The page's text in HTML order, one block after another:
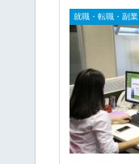
就職・転職・副業